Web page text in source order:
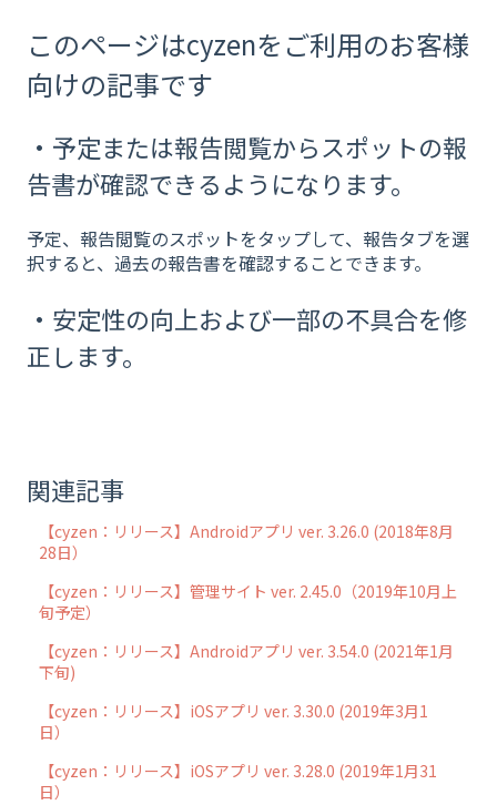
このページはcyzenをご利用のお客様
向けの記事です
・予定または報告閲覧からスポットの報
告書が確認できるようになります。
予定、報告閲覧のスポットをタップして、報告タブを選
択すると、過去の報告書を確認することできます。
・安定性の向上および一部の不具合を修
正します。
関連記事
【cyzen：リリース】Androidアプリ ver. 3.26.0 (2018年8月
28日）
【cyzen：リリース】管理サイト ver. 2.45.0（2019年10月上
旬予定）
【cyzen：リリース】Androidアプリ ver. 3.54.0 (2021年1月
下旬)
【cyzen：リリース】iOSアプリ ver. 3.30.0 (2019年3月1
日）
【cyzen：リリース】iOSアプリ ver. 3.28.0 (2019年1月31
日）